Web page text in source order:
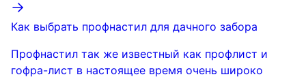
Как выбрать профнастил для дачного забора
Профнастил так же известный как профлист и
гофра-лист в настоящее время очень широко